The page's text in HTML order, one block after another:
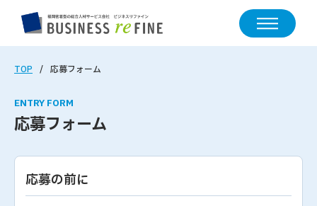
TOP 応募フォーム
ENTRY FORM
応募フォーム
応募の前に